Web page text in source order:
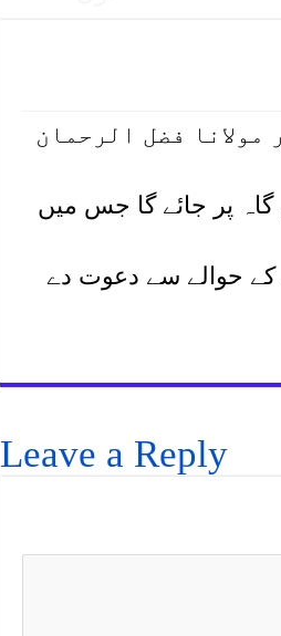
مولانا فضل الرحمان
گاہ پر جائے گا جس میں
پی ٹی آئی مولانا فضل الرحمان کو 8 فروری کے حوالے سے دعوت دے
Leave a Reply